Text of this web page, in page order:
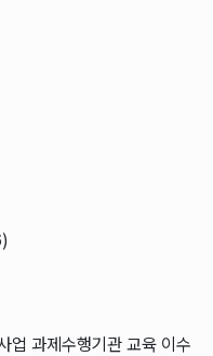
업 과제수행기관 교육 이수